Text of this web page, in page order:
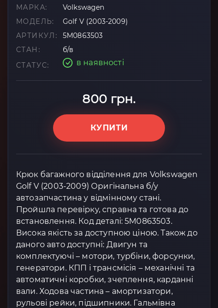
МАРКА:
Volkswagen
МОДЕЛЬ:
Golf V (2003-2009)
АРТИКУЛ:
5M0863503
СТАН:
б/в
СТАТУС:
в наявності
800 грн.
КУПИТИ
Крюк багажного відділення для Volkswagen
Golf V (2003-2009) Оригінальна б/у
автозапчастина у відмінному стані.
Пройшла перевірку, справна та готова до
встановлення. Код деталі: 5M0863503.
Висока якість за доступною ціною. Також до
даного авто доступні: Двигун та
комплектуючі – мотори, турбіни, форсунки,
генератори. КПП і трансмісія – механічні та
автоматичні коробки, зчеплення, карданні
вали. Ходова частина – амортизатори,
рульові рейки, підшипники. Гальмівна